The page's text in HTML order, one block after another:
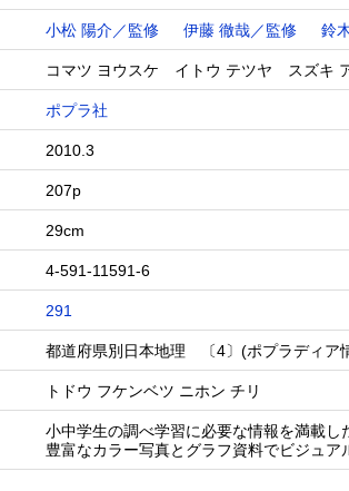
小松 陽介／監修 伊藤 徹哉／監修 鈴
コマツ ヨウスケ イトウ テツヤ スズキ
ポプラ社
2010.3
207p
29cm
4-591-11591-6
291
都道府県別日本地理 〔4〕(ポプラディア
トドウ フケンベツ ニホン チリ
小中学生の調べ学習に必要な情報を満載
豊富なカラー写真とグラフ資料でビジュ